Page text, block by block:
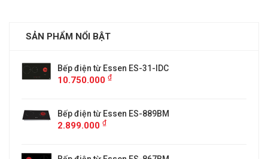
SẢN PHẨM NỔI BẬT
Bếp điện từ Essen ES-31-IDC
10.750.000 ₫
Bếp điện từ Essen ES-889BM
2.899.000 ₫